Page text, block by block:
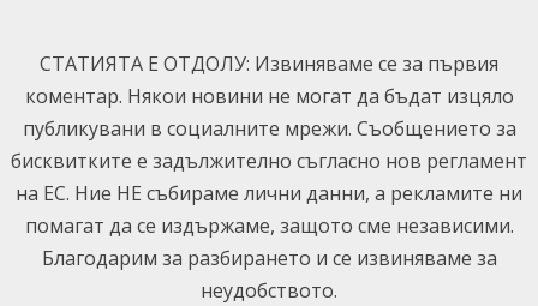
content
СТАТИЯТА Е ОТДОЛУ: Извиняваме се за първия
коментар. Някои новини не могат да бъдат изцяло
публикувани в социалните мрежи. Съобщението за
бисквитките е задължително съгласно нов регламент
на ЕС. Ние НЕ събираме лични данни, а рекламите ни
помагат да се издържаме, защото сме независими.
Благодарим за разбирането и се извиняваме за
неудобството.